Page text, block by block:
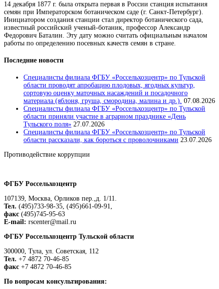
14 декабря 1877 г. была открыта первая в России станция испытания
семян при Императорском ботаническом саде (г. Санкт-Петербург).
Инициатором создания станции стал директор ботанического сада,
известный российский ученый-ботаник, профессор Александр
Федорович Баталин. Эту дату можно считать официальным началом
работы по определению посевных качеств семян в стране.
Последние новости
Специалисты филиала ФГБУ «Россельхозцентр» по Тульской
области проводят апробацию плодовых, ягодных культур,
сортовую оценку маточных насаждений и посадочного
материала (яблоня, груша, смородина, малина и др.). 07.08.2026
Специалисты филиала ФГБУ «Россельхозцентр» по Тульской
области приняли участие в аграрном празднике «День
Тульского поля» 27.07.2026
Специалисты филиала ФГБУ «Россельхозцентр» по Тульской
области рассказали, как бороться с проволочниками 23.07.2026
Противодействие коррупции
ФГБУ Россельхозцентр
107139, Москва, Орликов пер.,д. 1/11.
Тел. (495)733-98-35, (495)661-09-91,
факс (495)745-95-63
E-mail: rscenter@mail.ru
ФГБУ Россельхозцентр Тульской области
300000, Тула, ул. Советская, 112
Тел. +7 4872 70-46-85
факс +7 4872 70-46-85
По вопросам консультирования: